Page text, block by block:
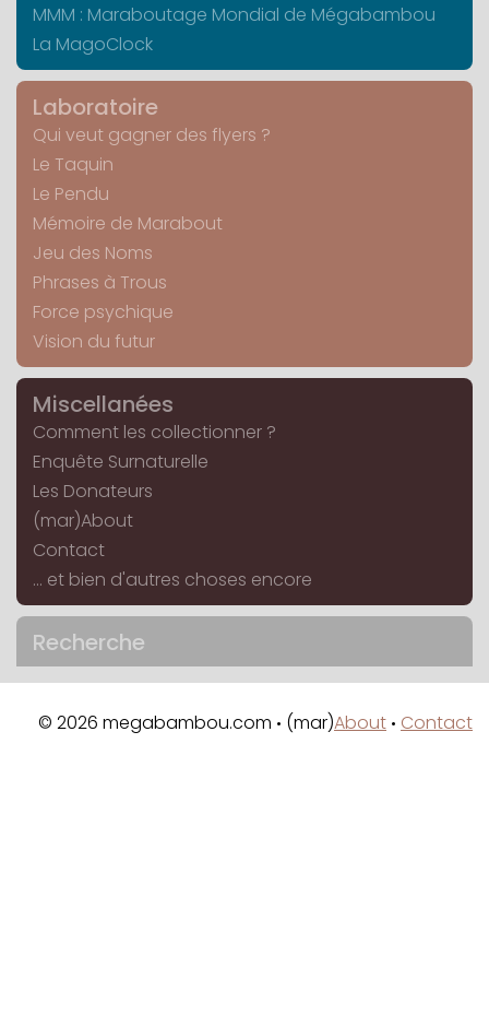
MMM : Maraboutage Mondial de Mégabambou
La MagoClock
Laboratoire
Qui veut gagner des flyers ?
Le Taquin
Le Pendu
Mémoire de Marabout
Jeu des Noms
Phrases à Trous
Force psychique
Vision du futur
Miscellanées
Comment les collectionner ?
Enquête Surnaturelle
Les Donateurs
(mar)About
Contact
... et bien d'autres choses encore
Recherche
© 2026 megabambou.com • (mar)About • Contact